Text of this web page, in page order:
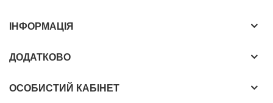
ІНФОРМАЦІЯ
ДОДАТКОВО
ОСОБИСТИЙ КАБІНЕТ